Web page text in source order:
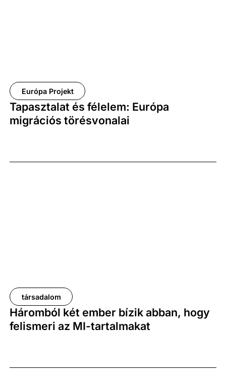
Európa Projekt
Tapasztalat és félelem: Európa
migrációs törésvonalai
társadalom
Háromból két ember bízik abban, hogy
felismeri az MI-tartalmakat